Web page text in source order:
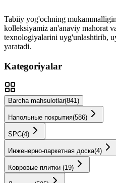
Tabiiy yog'ochning
kolleksiyamiz an'anaviy mahorat
texnologiyalarini uyg'unlashtirib,
yaratadi.
Kategoriyalar
Barcha mahsulotlar(841)
Напольные покрытия(586)
SPС(4)
Инженерно-паркетная доска(4)
Ковровые плитки (19)